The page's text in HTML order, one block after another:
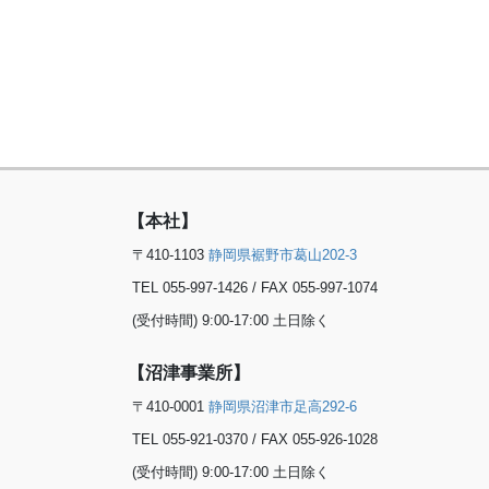
【本社】
〒410-1103 静岡県裾野市葛山202-3
TEL 055-997-1426 / FAX 055-997-1074
(受付時間) 9:00-17:00 土日除く
【沼津事業所】
〒410-0001 静岡県沼津市足高292-6
TEL 055-921-0370 / FAX 055-926-1028
(受付時間) 9:00-17:00 土日除く